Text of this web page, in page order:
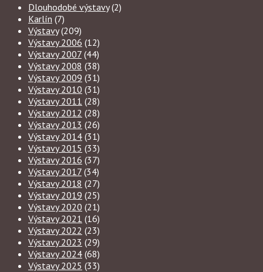
Dlouhodobé výstavy(2)
Karlín (7)
Výstavy(209)
Výstavy 2006 (12)
Výstavy 2007 (44)
Výstavy 2008 (38)
Výstavy 2009 (31)
Výstavy 2010 (31)
Výstavy 2011 (28)
Výstavy 2012 (28)
Výstavy 2013 (26)
Výstavy 2014 (31)
Výstavy 2015 (33)
Výstavy 2016 (37)
Výstavy 2017 (34)
Výstavy 2018 (27)
Výstavy 2019 (25)
Výstavy 2020 (21)
Výstavy 2021 (16)
Výstavy 2022 (23)
Výstavy 2023 (29)
Výstavy 2024 (68)
Výstavy 2025 (33)